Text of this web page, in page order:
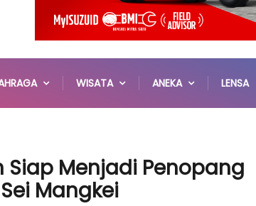
WISATA ANEKA LENSA
Menjadi Penopang
Mangkei